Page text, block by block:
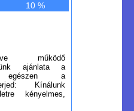
10 %
működő
ajánlata a
egészen a
Kínálunk
kényelmes,